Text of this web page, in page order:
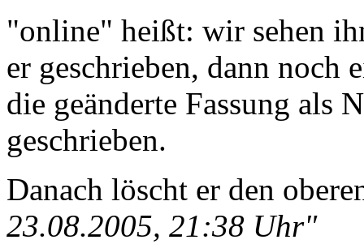
"online" heißt: wir sehen
er geschrieben, dann noch
die geänderte Fassung als
geschrieben.
Danach löscht er den
23.08.2005, 21:38 Uhr"